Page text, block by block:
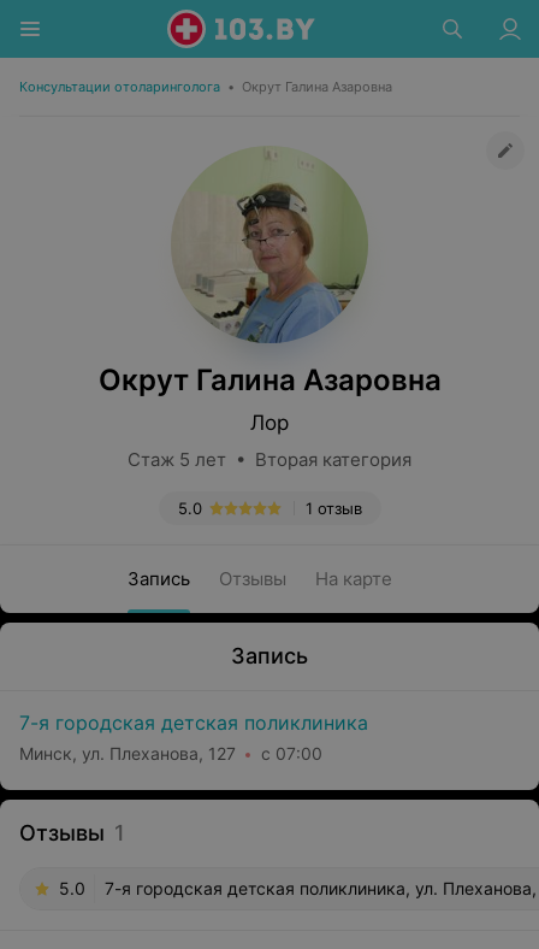
Консультации отоларинголога • Окрут Галина Азаровна
Окрут Галина Азаровна
Лор
Стаж 5 лет • Вторая категория
1 отзыв
5.0
Запись Отзывы На карте
Запись
7-я городская детская поликлиника
Минск, ул. Плеханова, 127 с 07:00
Отзывы 1
5.0 7-я городская детская поликлиника, ул.